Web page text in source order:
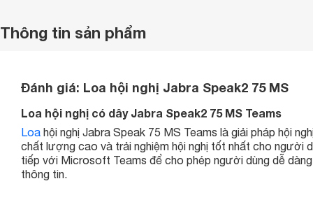
Thông tin sản phẩm
Đánh giá: Loa hội nghị Jabra Speak2 75 MS
Loa hội nghị có dây Jabra Speak2 75 MS Teams
Loa hội nghị Jabra Speak 75 MS Teams là giải pháp hội
chất lượng cao và trải nghiệm hội nghị tốt nhất cho người
tiếp với Microsoft Teams để cho phép người dùng dễ
thông tin.